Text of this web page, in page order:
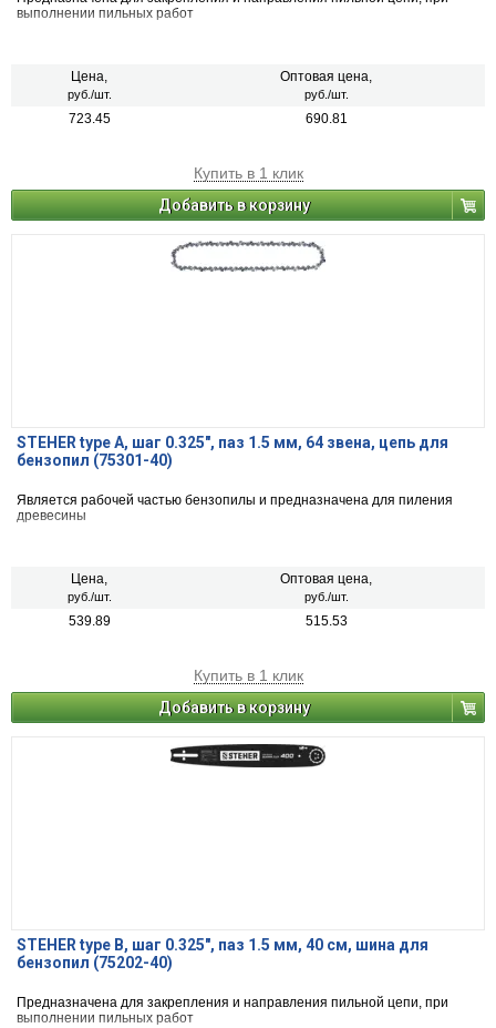
выполнении пильных работ
Цена,
руб./шт.
Оптовая цена,
руб./шт.
723.45 690.81
Купить в 1 клик
Добавить в корзину
STEHER type A, шаг 0.325″, паз 1.5 мм, 64 звена, цепь для
бензопил (75301-40)
Является рабочей частью бензопилы и предназначена для пиления
древесины
Цена,
руб./шт.
Оптовая цена,
руб./шт.
539.89 515.53
Купить в 1 клик
Добавить в корзину
STEHER type B, шаг 0.325″, паз 1.5 мм, 40 см, шина для
бензопил (75202-40)
Предназначена для закрепления и направления пильной цепи, при
выполнении пильных работ